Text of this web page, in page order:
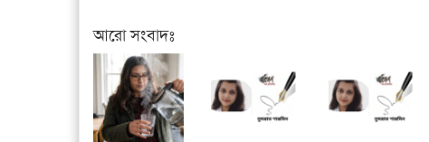
আরো সংবাদঃ